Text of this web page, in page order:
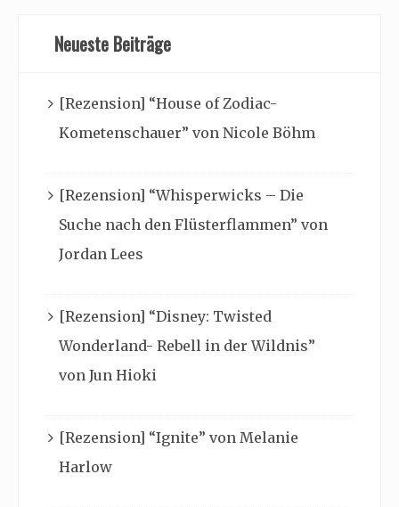
Neueste Beiträge
[Rezension] “House of Zodiac-
Kometenschauer” von Nicole Böhm
[Rezension] “Whisperwicks – Die
Suche nach den Flüsterflammen” von
Jordan Lees
[Rezension] “Disney: Twisted
Wonderland- Rebell in der Wildnis”
von Jun Hioki
[Rezension] “Ignite” von Melanie
Harlow